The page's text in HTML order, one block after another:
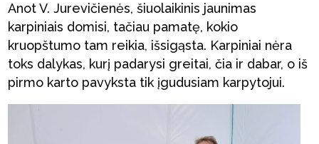
Anot V. Jurevičienės, šiuolaikinis jaunimas
karpiniais domisi, tačiau pamatę, kokio
kruopštumo tam reikia, išsigąsta. Karpiniai nėra
toks dalykas, kurį padarysi greitai, čia ir dabar, o iš
pirmo karto pavyksta tik įgudusiam karpytojui.